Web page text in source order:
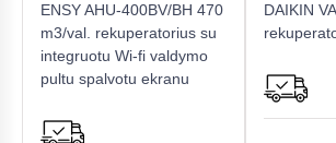
ENSY AHU-400BV/BH 470
m3/val. rekuperatorius su
integruotu Wi-fi valdymo
pultu spalvotu ekranu
DAIKIN